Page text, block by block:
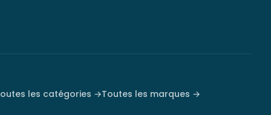
les catégories →Toutes les marques →